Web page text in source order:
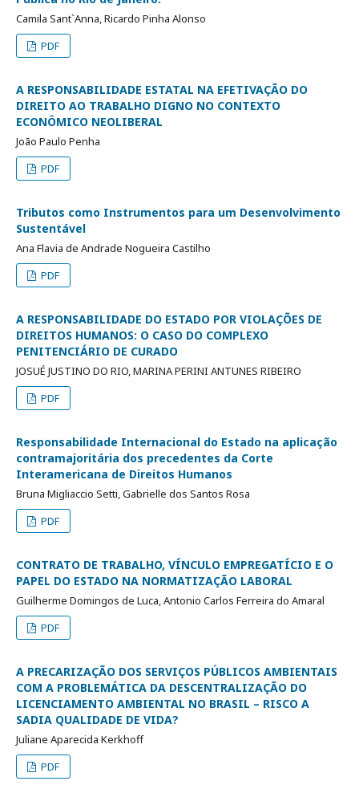
Camila Sant`Anna, Ricardo Pinha Alonso
PDF
A RESPONSABILIDADE ESTATAL NA EFETIVAÇÃO DO
DIREITO AO TRABALHO DIGNO NO CONTEXTO
ECONÔMICO NEOLIBERAL
João Paulo Penha
PDF
Tributos como Instrumentos para um Desenvolvimento
Sustentável
Ana Flavia de Andrade Nogueira Castilho
PDF
A RESPONSABILIDADE DO ESTADO POR VIOLAÇÕES DE
DIREITOS HUMANOS: O CASO DO COMPLEXO
PENITENCIÁRIO DE CURADO
JOSUÉ JUSTINO DO RIO, MARINA PERINI ANTUNES RIBEIRO
PDF
Responsabilidade Internacional do Estado na aplicação
contramajoritária dos precedentes da Corte
Interamericana de Direitos Humanos
Bruna Migliaccio Setti, Gabrielle dos Santos Rosa
PDF
CONTRATO DE TRABALHO, VÍNCULO EMPREGATÍCIO E O
PAPEL DO ESTADO NA NORMATIZAÇÃO LABORAL
Guilherme Domingos de Luca, Antonio Carlos Ferreira do Amaral
PDF
A PRECARIZAÇÃO DOS SERVIÇOS PÚBLICOS AMBIENTAIS
COM A PROBLEMÁTICA DA DESCENTRALIZAÇÃO DO
LICENCIAMENTO AMBIENTAL NO BRASIL – RISCO A
SADIA QUALIDADE DE VIDA?
Juliane Aparecida Kerkhoff
PDF